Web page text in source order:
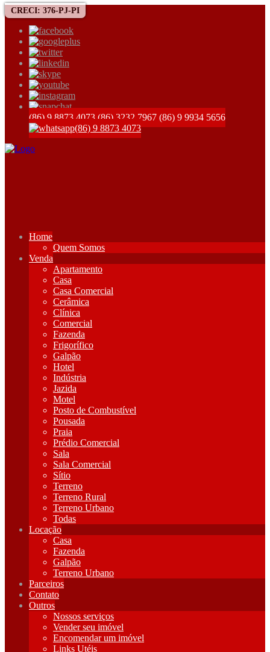
CRECI: 376-PJ-PI
(86) 9 8873 4073 (86) 3232 7967 (86) 9 9934 5656
(86) 9 8873 4073
Home
Quem Somos
Venda
Apartamento
Casa
Casa Comercial
Cerâmica
Clínica
Comercial
Fazenda
Frigorífico
Galpão
Hotel
Indústria
Jazida
Motel
Posto de Combustível
Pousada
Praia
Prédio Comercial
Sala
Sala Comercial
Sítio
Terreno
Terreno Rural
Terreno Urbano
Todas
Locação
Casa
Fazenda
Galpão
Terreno Urbano
Parceiros
Contato
Outros
Nossos serviços
Vender seu imóvel
Encomendar um imóvel
Links Utéis